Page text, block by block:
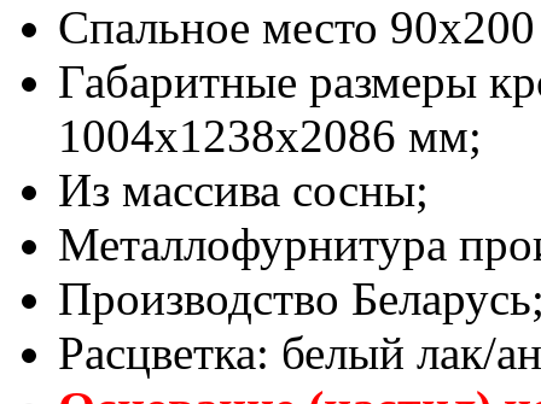
Спальное место
Габаритные размеры
1004x1238x2086 мм;
Из массива сосны;
Металлофурнитура
Производство
Расцветка: белый лак/